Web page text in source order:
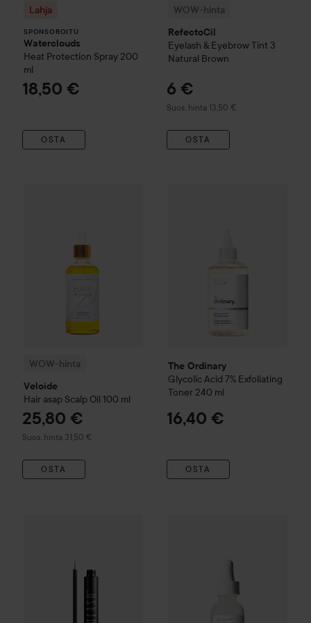
Lahja
SPONSOROITU
Waterclouds
Heat Protection Spray 200
ml
18,50 €
OSTA
WOW-hinta
RefectoCil
Eyelash & Eyebrow Tint 3
Natural Brown
6 €
Suos. hinta 13,50 €
Suositeltu hinta 13,50 €
OSTA
WOW-hinta
Veloide
Hair asap Scalp Oil 100 ml
25,80 €
Suos. hinta 31,50 €
Suositeltu hinta 31,50 €
OSTA
The Ordinary
Glycolic Acid 7% Exfoliating
Toner 240 ml
16,40 €
OSTA